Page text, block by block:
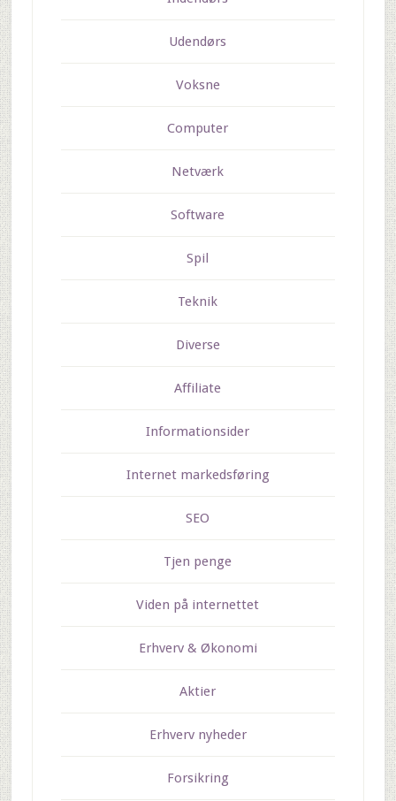
Udendørs
Voksne
Computer
Netværk
Software
Spil
Teknik
Diverse
Affiliate
Informationsider
Internet markedsføring
SEO
Tjen penge
Viden på internettet
Erhverv & Økonomi
Aktier
Erhverv nyheder
Forsikring